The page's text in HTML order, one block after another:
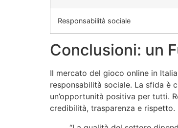
Responsabilità sociale
Conclusioni: un
Il mercato del gioco online in
responsabilità sociale. La sfida è
un’opportunità positiva per tutti.
credibilità, trasparenza e rispetto.